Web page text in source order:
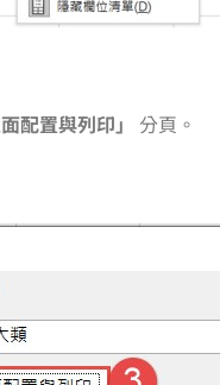
面配置與列印」
分頁。